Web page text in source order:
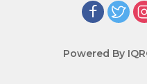
Powered By